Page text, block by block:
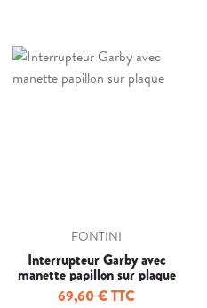
FONTINI
Interrupteur Garby avec
manette papillon sur plaque
69,60 € TTC